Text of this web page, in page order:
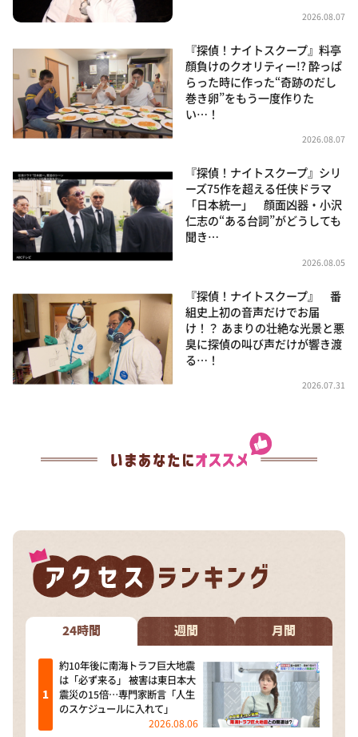
2026.08.07
『探偵！ナイトスクープ』料亭
顔負けのクオリティー!? 酔っぱ
らった時に作った“奇跡のだし
巻き卵”をもう一度作りた
い…！
2026.08.07
『探偵！ナイトスクープ』シリ
ーズ75作を超える任侠ドラマ
「日本統一」 顔面凶器・小沢
仁志の“ある台詞”がどうしても
聞き…
2026.08.05
『探偵！ナイトスクープ』 番
組史上初の音声だけでお届
け！？ あまりの壮絶な光景と悪
臭に探偵の叫び声だけが響き渡
る…！
2026.07.31
24時間 週間 月間
約10年後に南海トラフ巨大地震
は「必ず来る」 被害は東日本大
震災の15倍…専門家断言「人生
のスケジュールに入れて」
2026.08.06